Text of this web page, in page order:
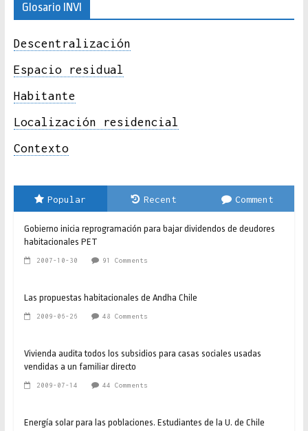
Glosario INVI
Descentralización
Espacio residual
Habitante
Localización residencial
Contexto
Popular Recent Comment
Gobierno inicia reprogramación para bajar dividendos de deudores
habitacionales PET
2007-10-30 91 Comments
Las propuestas habitacionales de Andha Chile
2009-06-26 48 Comments
Vivienda audita todos los subsidios para casas sociales usadas
vendidas a un familiar directo
2009-07-14 44 Comments
Energía solar para las poblaciones. Estudiantes de la U. de Chile